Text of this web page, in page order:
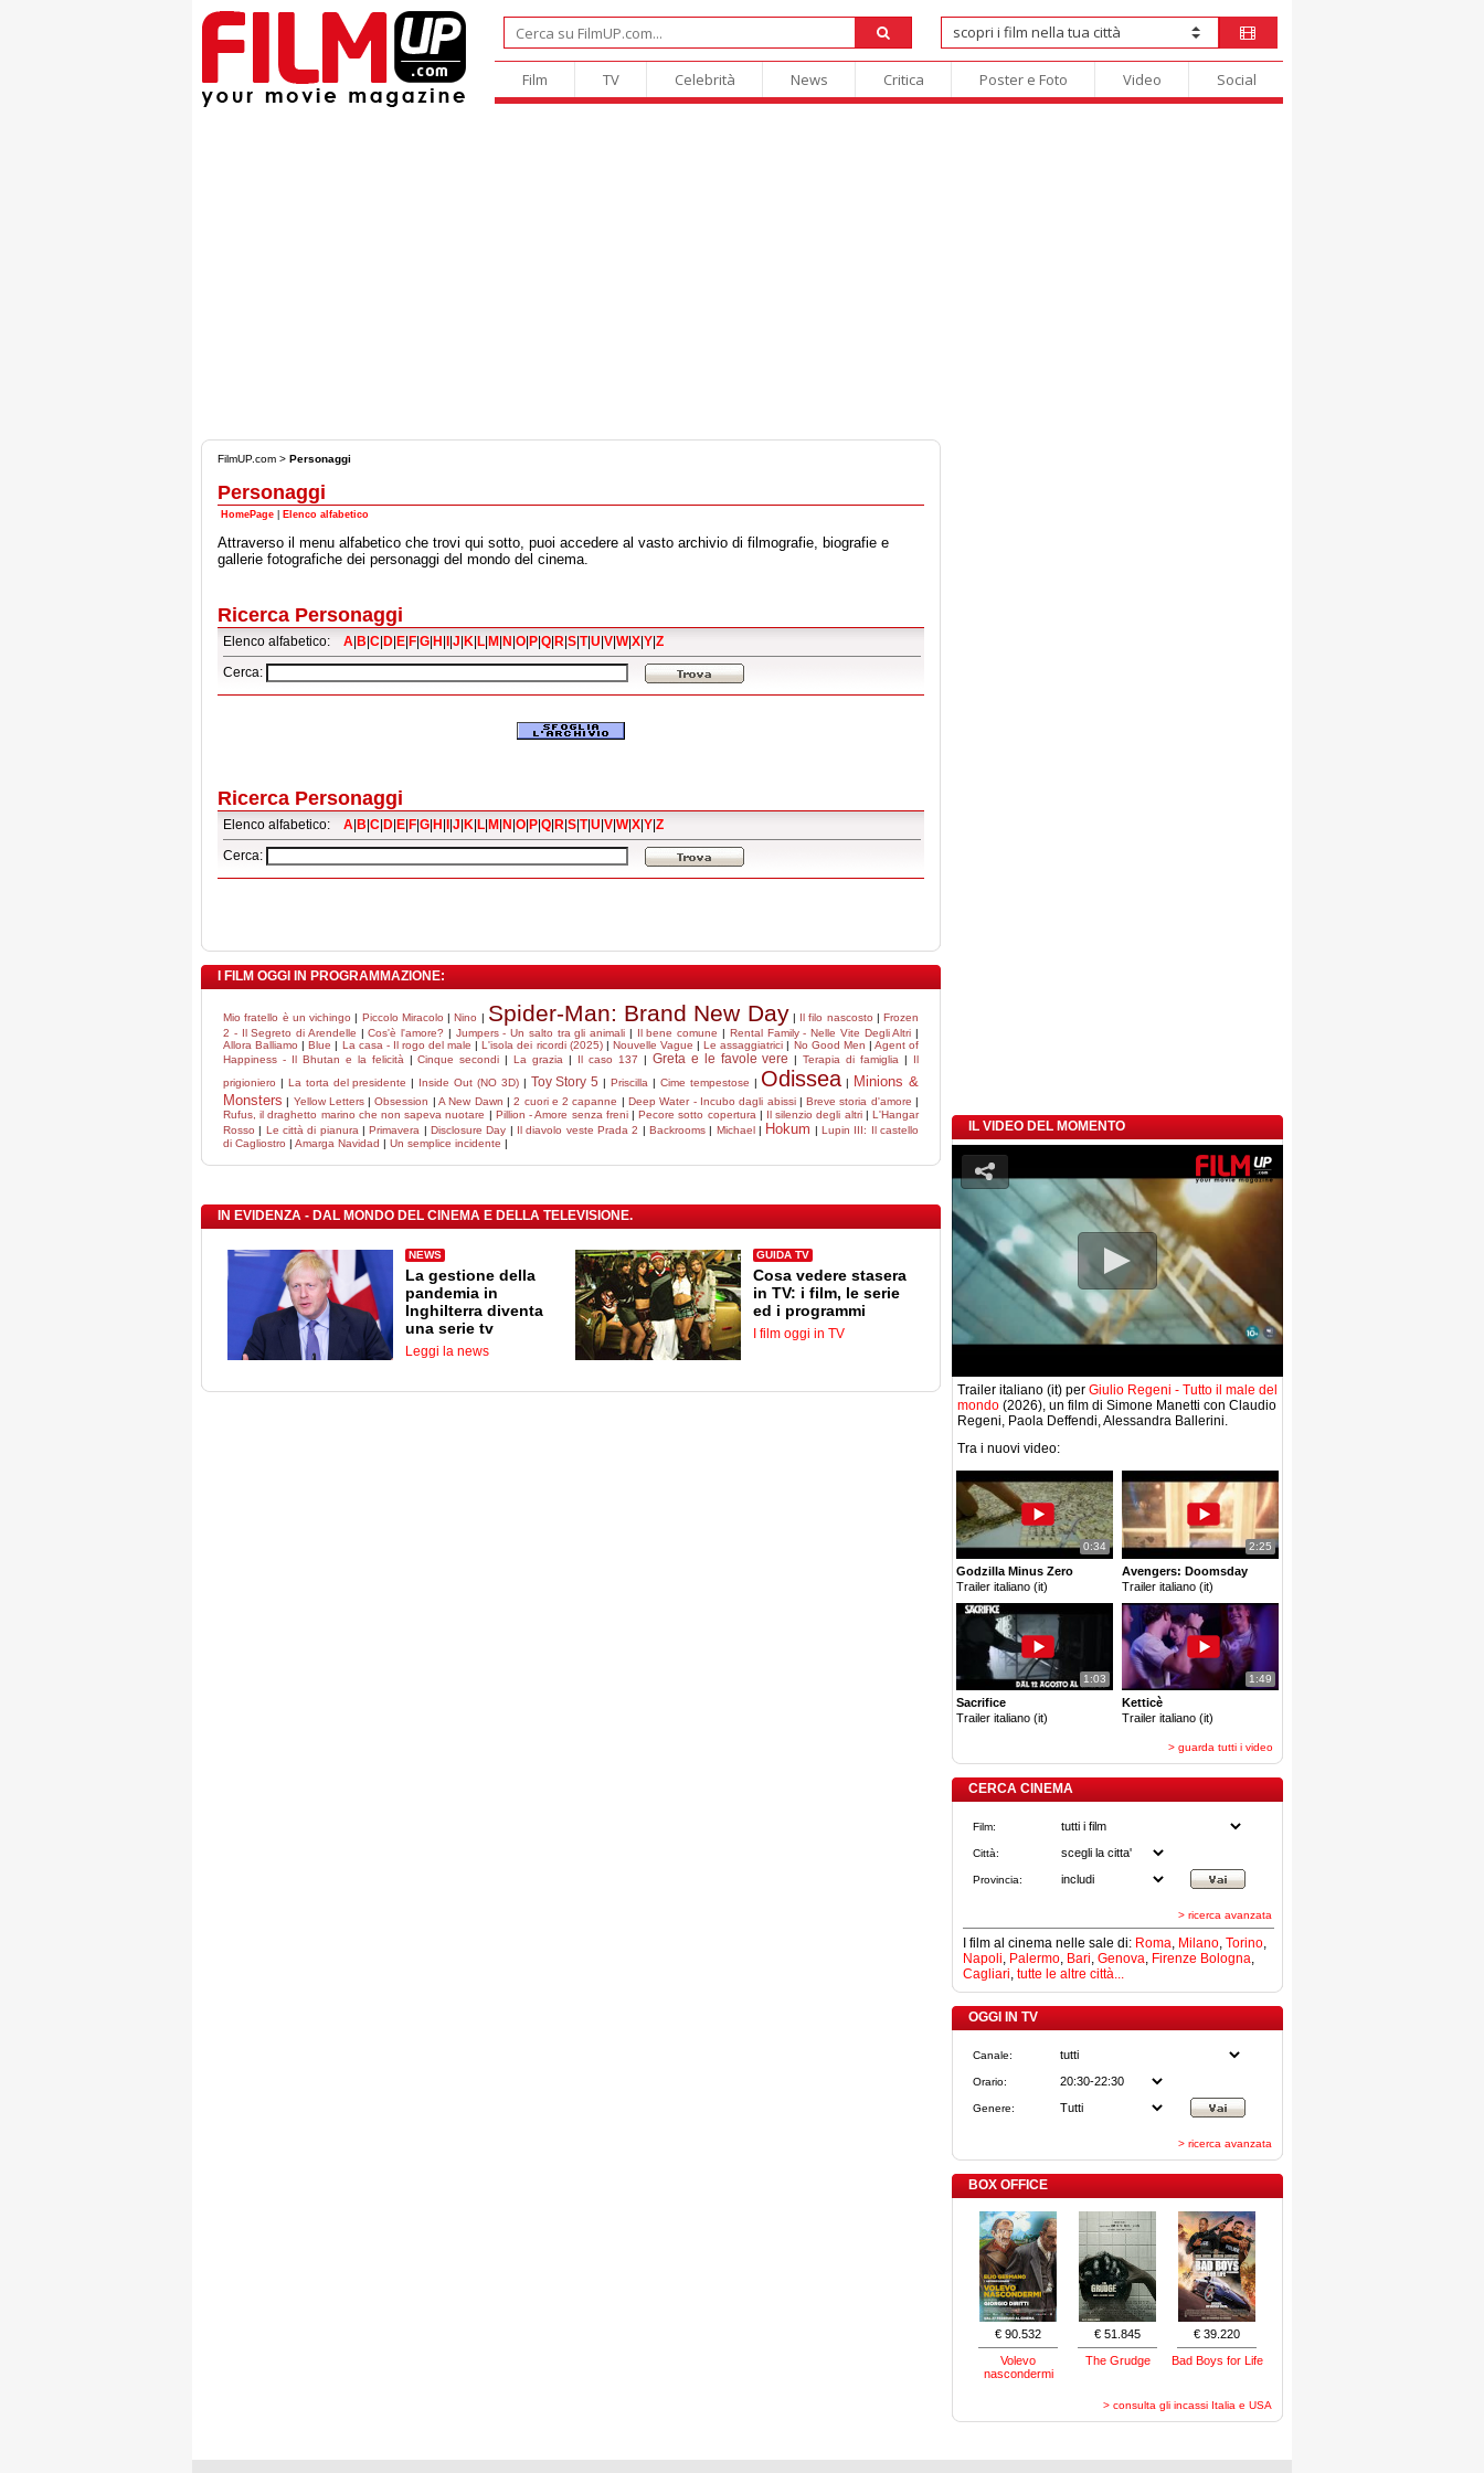
Film TV Celebrità News Critica Poster e Foto Video Social
FilmUP.com > Personaggi
Personaggi
HomePage Elenco alfabetico
Attraverso il menu alfabetico che trovi qui sotto, puoi accedere al vasto archivio di filmografie, biografie e
gallerie fotografiche dei personaggi del mondo del cinema.
Ricerca Personaggi
Elenco alfabetico: A B C D E F G H J K L M N O P Q R S T|U V W|X Y Z
Cerca:
Ricerca Personaggi
Elenco alfabetico: A B C D E F G H J K L M N O P Q R S T|U V W|X Y Z
Cerca:
I FILM OGGI IN PROGRAMMAZIONE:
Mio fratello è un vichingo | Piccolo Miracolo |Nino | Spider-Man: Brand New Day | Il filo nascosto | Frozen
2 - Il Segreto di Arendelle |Cos'è l'amore? | Jumpers - Un salto tra gli animali | Il bene comune | Rental Family - Nelle Vite Degli Altri |
Allora Balliamo |Blue | La casa - Il rogo del male |L'isola dei ricordi (2025)| Nouvelle Vague |Le assaggiatrici | No Good Men |Agent of
Happiness - Il Bhutan e la felicità |Cinque secondi |La grazia | Il caso 137 | Greta e le favole vere |Terapia di famiglia | Il
prigioniero | La torta del presidente | Inside Out (NO 3D)| Toy Story 5 | Priscilla | Cime tempestose | Odissea |
Minions &
Monsters | Yellow Letters|Obsession |A New Dawn |2 cuori e 2 capanne |Deep Water - Incubo dagli abissi|Breve storia d'amore |
Rufus, il draghetto marino che non sapeva nuotare | Pillion - Amore senza freni|Pecore sotto copertura | Il silenzio degli altri|L'Hangar
Rosso | Le città di pianura |Primavera |Disclosure Day | Il diavolo veste Prada 2 |Backrooms | Michael| Hokum |Lupin III: Il castello
di Cagliostro | Amarga Navidad | Un semplice incidente |
IN EVIDENZA - DAL MONDO DEL CINEMA E DELLA TELEVISIONE.
NEWS
La gestione della
pandemia in
Inghilterra diventa
una serie tv
Leggi la news
GUIDA TV
Cosa vedere stasera
in TV: i film, le serie
ed i programmi
I film oggi in TV
IL VIDEO DEL MOMENTO
Trailer italiano (it) per Giulio Regeni - Tutto il male del
mondo (2026), un film di Simone Manetti con Claudio
Regeni, Paola Deffendi, Alessandra Ballerini.
Tra i nuovi video:
0:34
Godzilla Minus Zero
Trailer italiano (it)
2:25
Avengers: Doomsday
Trailer italiano (it)
1:03
Sacrifice
Trailer italiano (it)
1:49
Ketticè
Trailer italiano (it)
> guarda tutti i video
CERCA CINEMA
Film:
Città:
Provincia:
> ricerca avanzata
I film al cinema nelle sale di: Roma, Milano, Torino,
Napoli, Palermo, Bari, Genova, Firenze Bologna,
Cagliari, tutte le altre città...
OGGI IN TV
Canale:
Orario:
Genere:
> ricerca avanzata
BOX OFFICE
€ 90.532
Volevo
nascondermi
€ 51.845
The Grudge
€ 39.220
Bad Boys for Life
> consulta gli incassi Italia e USA